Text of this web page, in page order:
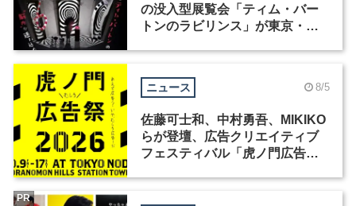
の没入型展覧会「ティム・バー
トンのラビリンス」が東京・豊
ニュース 8/5
佐藤可士和、中村勇吾、MIKIKO
らが登壇、広告クリエイティブ
フェスティバル「虎ノ門広告
PR